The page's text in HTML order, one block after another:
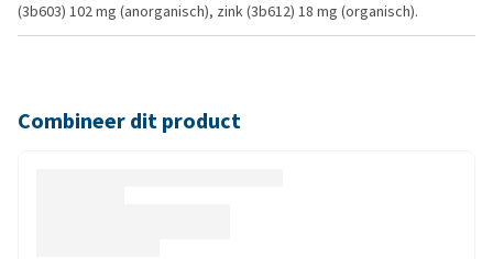
(3b603) 102 mg (anorganisch), zink (3b612) 18 mg (organisch).
Combineer dit product